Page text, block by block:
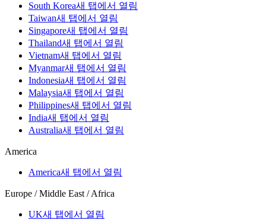
South Korea새 탭에서 열림
Taiwan새 탭에서 열림
Singapore새 탭에서 열림
Thailand새 탭에서 열림
Vietnam새 탭에서 열림
Myanmar새 탭에서 열림
Indonesia새 탭에서 열림
Malaysia새 탭에서 열림
Philippines새 탭에서 열림
India새 탭에서 열림
Australia새 탭에서 열림
America
America새 탭에서 열림
Europe / Middle East / Africa
UK새 탭에서 열림